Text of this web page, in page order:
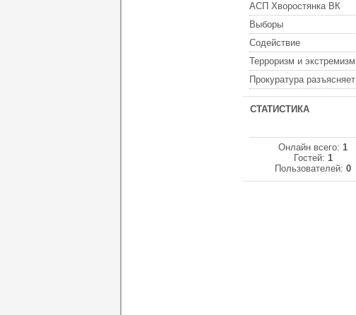
АСП Хворостянка ВК
Выборы
Содействие
Терроризм и экстремизм
Прокуратура разъясняет
СТАТИСТИКА
Онлайн всего: 1
Гостей: 1
Пользователей: 0